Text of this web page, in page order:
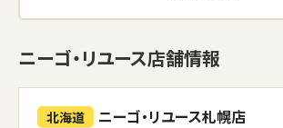
ニーゴ・リユース店舗情報
北海道 ニーゴ・リユース札幌店